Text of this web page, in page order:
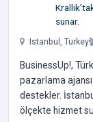
sunar.
Istanbul, Turkey
BusinessUp!,
pazarlama
destekler.
ölçekte hizmet